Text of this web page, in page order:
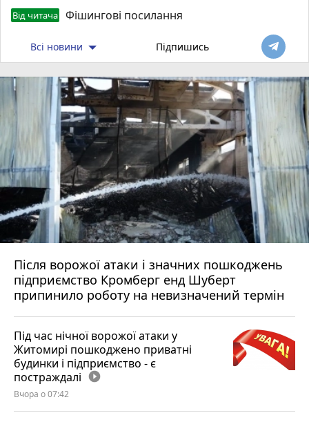
Від читача Фішингові посилання
Всі новини Підпишись
Після ворожої атаки і значних пошкоджень
підприємство Кромберг енд Шуберт
припинило роботу на невизначений термін
Під час нічної ворожої атаки у
Житомирі пошкоджено приватні
будинки і підприємство - є
постраждалі play_circle_filled
Вчора о 07:42